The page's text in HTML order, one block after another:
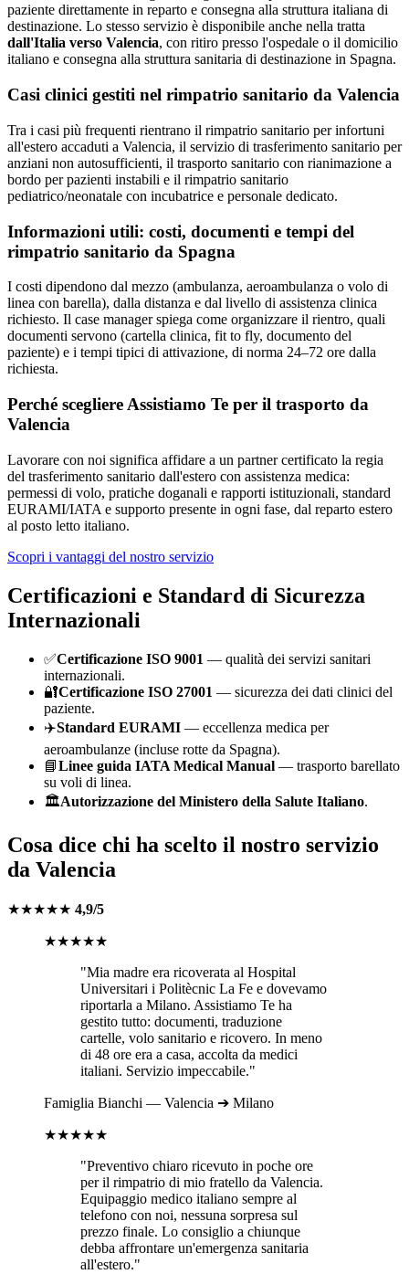
paziente direttamente in reparto e consegna alla struttura italiana di
destinazione. Lo stesso servizio è disponibile anche nella tratta
dall'Italia verso Valencia, con ritiro presso l'ospedale o il domicilio
italiano e consegna alla struttura sanitaria di destinazione in Spagna.
Casi clinici gestiti nel rimpatrio sanitario da Valencia
Tra i casi più frequenti rientrano il rimpatrio sanitario per infortuni
all'estero accaduti a Valencia, il servizio di trasferimento sanitario per
anziani non autosufficienti, il trasporto sanitario con rianimazione a
bordo per pazienti instabili e il rimpatrio sanitario
pediatrico/neonatale con incubatrice e personale dedicato.
Informazioni utili: costi, documenti e tempi del
rimpatrio sanitario da Spagna
I costi dipendono dal mezzo (ambulanza, aeroambulanza o volo di
linea con barella), dalla distanza e dal livello di assistenza clinica
richiesto. Il case manager spiega come organizzare il rientro, quali
documenti servono (cartella clinica, fit to fly, documento del
paziente) e i tempi tipici di attivazione, di norma 24–72 ore dalla
richiesta.
Perché scegliere Assistiamo Te per il trasporto da
Valencia
Lavorare con noi significa affidare a un partner certificato la regia
del trasferimento sanitario dall'estero con assistenza medica:
permessi di volo, pratiche doganali e rapporti istituzionali, standard
EURAMI/IATA e supporto presente in ogni fase, dal reparto estero
al posto letto italiano.
Scopri i vantaggi del nostro servizio
Certificazioni e Standard di Sicurezza
Internazionali
✅Certificazione ISO 9001 — qualità dei servizi sanitari
internazionali.
🔐Certificazione ISO 27001 — sicurezza dei dati clinici del
paziente.
✈️Standard EURAMI — eccellenza medica per
aeroambulanze (incluse rotte da Spagna).
📘Linee guida IATA Medical Manual — trasporto barellato
su voli di linea.
🏛️Autorizzazione del Ministero della Salute Italiano.
Cosa dice chi ha scelto il nostro servizio
da Valencia
★★★★★ 4,9/5
★★★★★
"Mia madre era ricoverata al Hospital
Universitari i Politècnic La Fe e dovevamo
riportarla a Milano. Assistiamo Te ha
gestito tutto: documenti, traduzione
cartelle, volo sanitario e ricovero. In meno
di 48 ore era a casa, accolta da medici
italiani. Servizio impeccabile."
Famiglia Bianchi — Valencia ➔ Milano
★★★★★
"Preventivo chiaro ricevuto in poche ore
per il rimpatrio di mio fratello da Valencia.
Equipaggio medico italiano sempre al
telefono con noi, nessuna sorpresa sul
prezzo finale. Lo consiglio a chiunque
debba affrontare un'emergenza sanitaria
all'estero."